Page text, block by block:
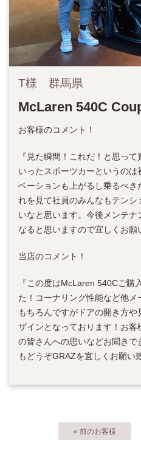
T様 群馬県
McLaren 540C
お客様のコメント！
『見た瞬間！これだ！と思っ
いったスポーツカーというの
ベーションも上がるし乗るべき
れを見て社員のみんなもテンシ
いなと思います。今後メンテ
なると思いますので宜しくお願
当店のコメント！
『この度はMcLaren 540Cご購
た！コーナリング性能など他
もちろんですがドアの開き方
ザインとなっております！お客
の皆さんへの思いなどお聞きで
もどうぞGRAZを宜しくお願い
« 前のお客様